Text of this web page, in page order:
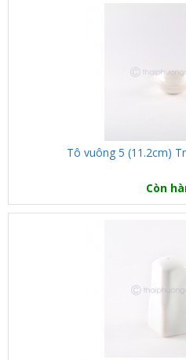
Tô vuông 5 (11.2cm)
Còn